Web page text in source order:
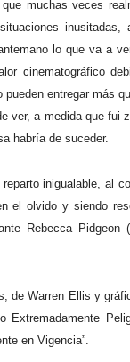
que muchas veces
inusitadas,
lo que va a
cinematográfico
entregar más
ver, a medida que
habría de suceder.
inigualable, al
el olvido y siendo
Rebecca
de Warren Ellis y
Extremadamente
en Vigencia”.